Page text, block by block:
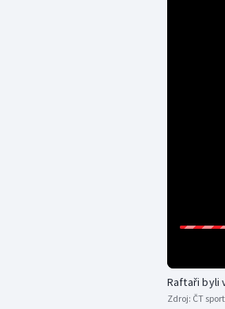
Raftaři byli
Zdroj: ČT sport